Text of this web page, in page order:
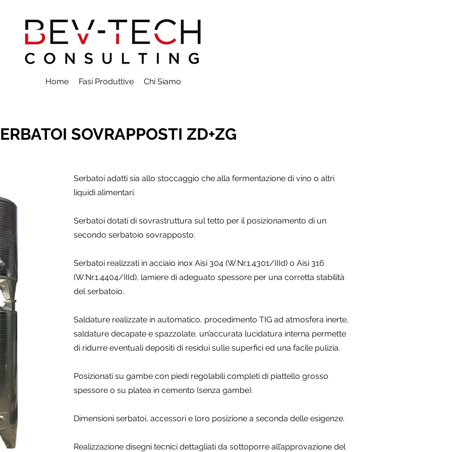
Home Fasi Produttive Chi Siamo
SOVRAPPOSTI ZD+ZG
Serbatoi adatti sia allo stoccaggio che alla fermentazione di vino o altri
liquidi alimentari.
Serbatoi dotati di sovrastruttura sul tetto per il posizionamento di un
secondo serbatoio sovrapposto.
Serbatoi realizzati in acciaio inox Aisi 304 (W.Nr.1.4301/IIId) o Aisi 316
(W.Nr.1.4404/IIId), lamiere di adeguato spessore per una corretta stabilità
del serbatoio.
Saldature realizzate in automatico, procedimento TIG ad atmosfera inerte,
saldature decapate e spazzolate, un’accurata lucidatura interna permette
di ridurre eventuali depositi di residui sulle superfici ed una facile pulizia.
Posizionati su gambe con piedi regolabili completi di piattello grosso
spessore o su platea in cemento (senza gambe).
Dimensioni serbatoi, accessori e loro posizione a seconda delle esigenze.
Realizzazione disegni tecnici dettagliati da sottoporre all’approvazione del